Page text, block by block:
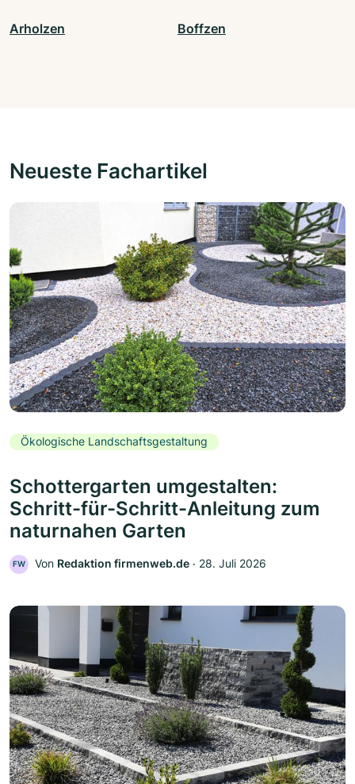
Arholzen Boffzen
Neueste Fachartikel
Ökologische Landschaftsgestaltung
Schottergarten umgestalten:
Schritt-für-Schritt-Anleitung zum
naturnahen Garten
FW Von Redaktion firmenweb.de ‧ 28. Juli 2026